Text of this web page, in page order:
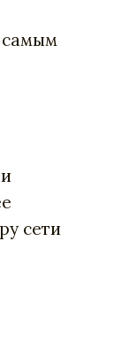
самым
сети